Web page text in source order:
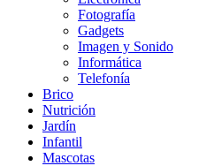
Fotografía
Gadgets
Imagen y Sonido
Informática
Telefonía
Brico
Nutrición
Jardín
Infantil
Mascotas